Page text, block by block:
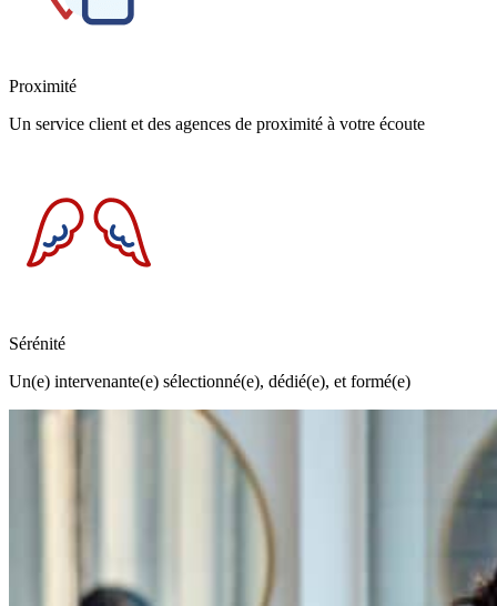
Proximité
Un service client et des agences de proximité à votre écoute
Sérénité
Un(e) intervenante(e) sélectionné(e), dédié(e), et formé(e)